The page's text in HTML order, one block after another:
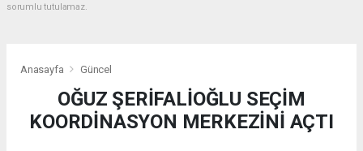
sorumlu tutulamaz.
Anasayfa Güncel
OĞUZ ŞERİFALİOĞLU SEÇİM
KOORDİNASYON MERKEZİNİ AÇTI